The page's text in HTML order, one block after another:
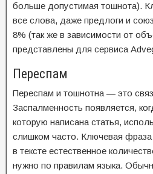
больше допустимая тошнота).
все слова, даже предлоги и
8% (так же в зависимости от
представлены для сервиса
Переспам
Переспам и тошнотна — это
Заспалменность появляется,
которую написана статья,
слишком часто. Ключевая
в тексте естественное
нужно по правилам языка.